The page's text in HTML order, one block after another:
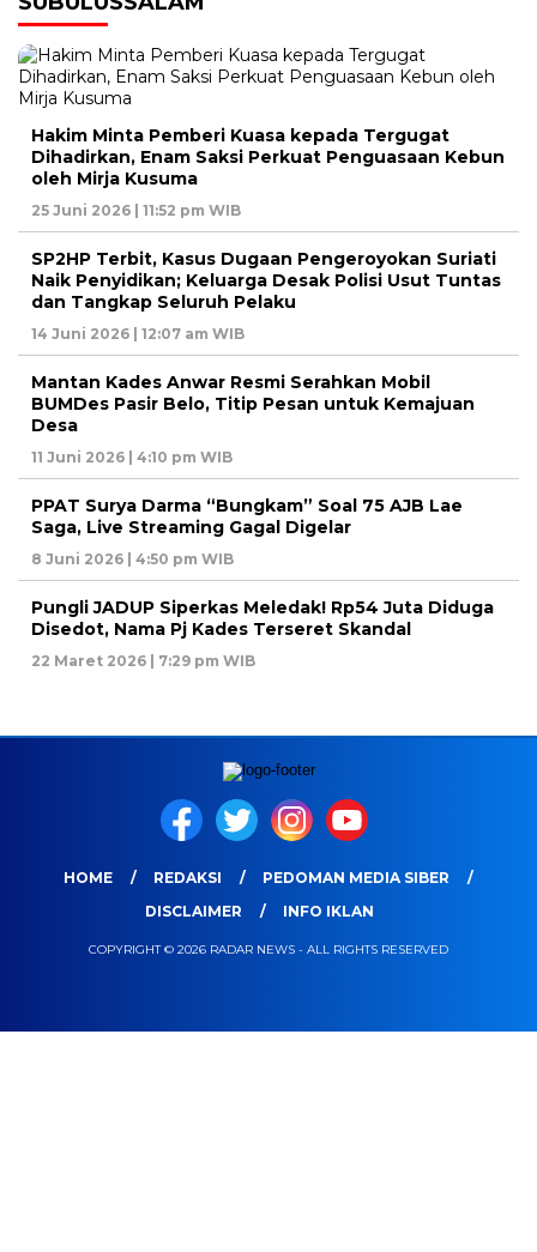
Hakim Minta Pemberi Kuasa kepada Tergugat
Dihadirkan, Enam Saksi Perkuat Penguasaan Kebun
oleh Mirja Kusuma
25 Juni 2026 | 11:52 pm WIB
SP2HP Terbit, Kasus Dugaan Pengeroyokan Suriati
Naik Penyidikan; Keluarga Desak Polisi Usut Tuntas
dan Tangkap Seluruh Pelaku
14 Juni 2026 | 12:07 am WIB
Mantan Kades Anwar Resmi Serahkan Mobil
BUMDes Pasir Belo, Titip Pesan untuk Kemajuan
Desa
11 Juni 2026 | 4:10 pm WIB
PPAT Surya Darma “Bungkam” Soal 75 AJB Lae
Saga, Live Streaming Gagal Digelar
8 Juni 2026 | 4:50 pm WIB
Pungli JADUP Siperkas Meledak! Rp54 Juta Diduga
Disedot, Nama Pj Kades Terseret Skandal
22 Maret 2026 | 7:29 pm WIB
HOME REDAKSI
PEDOMAN MEDIA SIBER
DISCLAIMER
INFO IKLAN
COPYRIGHT © 2026 RADAR NEWS - ALL RIGHTS RESERVED